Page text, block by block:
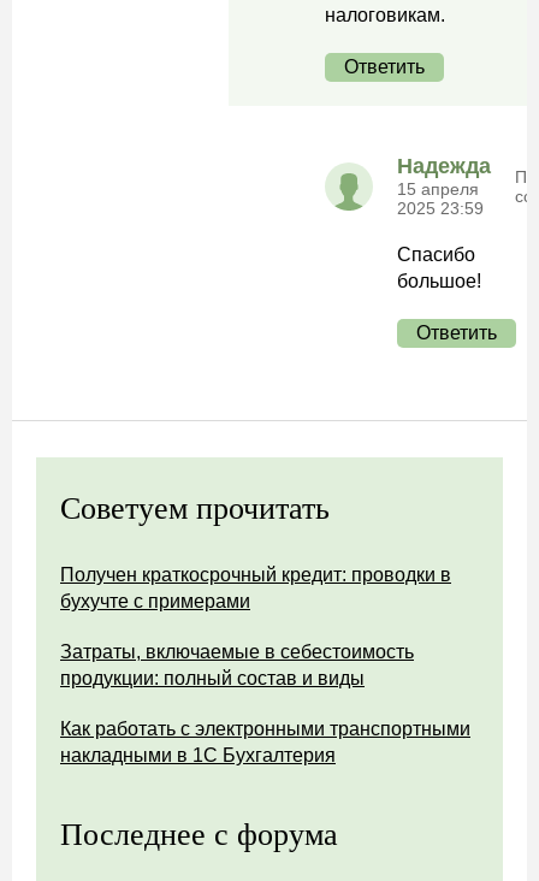
налоговикам.
Ответить
Надежда
15 апреля
2025 23:59
Спасибо
большое!
Ответить
Советуем прочитать
Получен краткосрочный кредит: проводки в
бухучте с примерами
Затраты, включаемые в себестоимость
продукции: полный состав и виды
Как работать с электронными транспортными
накладными в 1С Бухгалтерия
Последнее с форума